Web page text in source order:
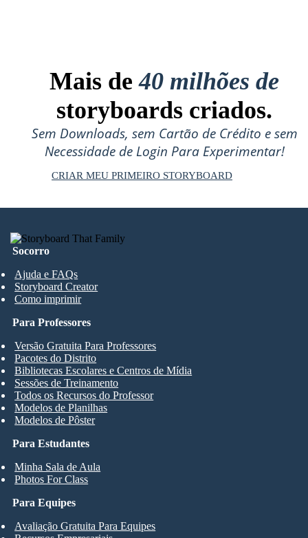
Mais de40 milhões de
storyboards criados.
Sem Downloads, sem Cartão de Crédito e sem
Necessidade de Login Para Experimentar!
CRIAR MEU PRIMEIRO STORYBOARD
Socorro
Ajuda e FAQs
Storyboard Creator
Como imprimir
Para Estudantes
Minha Sala de Aula
Photos For Class
Para Professores
Versão Gratuita Para Professores
Pacotes do Distrito
Bibliotecas Escolares e Centros de Mídia
Sessões de Treinamento
Todos os Recursos do Professor
Modelos de Planilhas
Modelos de Pôster
Para Equipes
Avaliação Gratuita Para Equipes